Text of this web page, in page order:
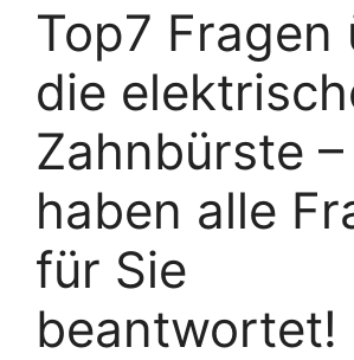
Top7 Fragen
die
Zahnbürste
haben alle
für Sie
beantwortet!